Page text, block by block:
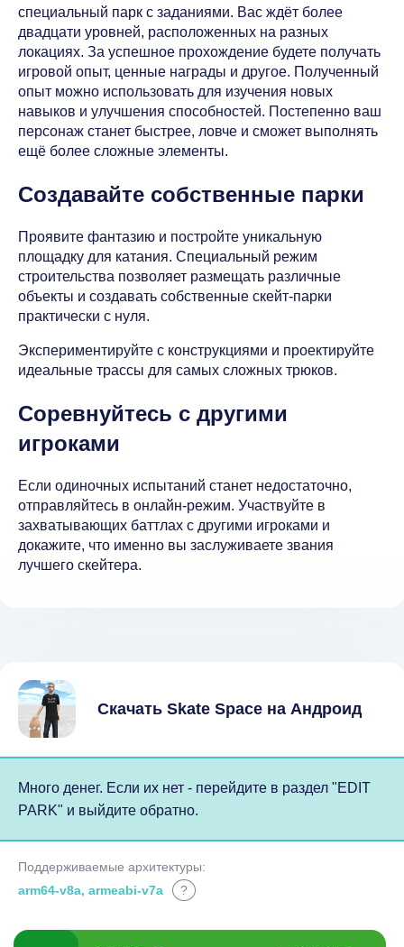
специальный парк с заданиями. Вас ждёт более
двадцати уровней, расположенных на разных
локациях. За успешное прохождение будете получать
игровой опыт, ценные награды и другое. Полученный
опыт можно использовать для изучения новых
навыков и улучшения способностей. Постепенно ваш
персонаж станет быстрее, ловче и сможет выполнять
ещё более сложные элементы.
Создавайте собственные парки
Проявите фантазию и постройте уникальную
площадку для катания. Специальный режим
строительства позволяет размещать различные
объекты и создавать собственные скейт-парки
практически с нуля.
Экспериментируйте с конструкциями и проектируйте
идеальные трассы для самых сложных трюков.
Соревнуйтесь с другими
игроками
Если одиночных испытаний станет недостаточно,
отправляйтесь в онлайн-режим. Участвуйте в
захватывающих баттлах с другими игроками и
докажите, что именно вы заслуживаете звания
лучшего скейтера.
Скачать Skate Space на Андроид
Много денег. Если их нет - перейдите в раздел "EDIT
PARK" и выйдите обратно.
Поддерживаемые архитектуры:
arm64-v8a, armeabi-v7a
?